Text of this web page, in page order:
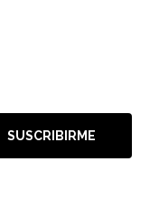
SUSCRIBIRME